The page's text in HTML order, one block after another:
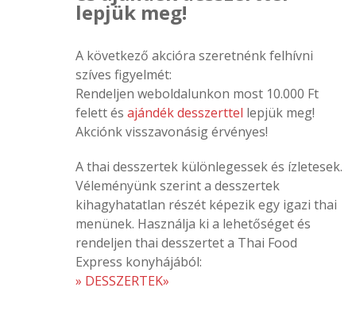
lepjük meg!
A következő akcióra szeretnénk felhívni
szíves figyelmét:
Rendeljen weboldalunkon most 10.000 Ft
felett és ajándék desszerttel lepjük meg!
Akciónk visszavonásig érvényes!
A thai desszertek különlegessek és ízletesek.
Véleményünk szerint a desszertek
kihagyhatatlan részét képezik egy igazi thai
menünek. Használja ki a lehetőséget és
rendeljen thai desszertet a Thai Food
Express konyhájából:
» DESSZERTEK»